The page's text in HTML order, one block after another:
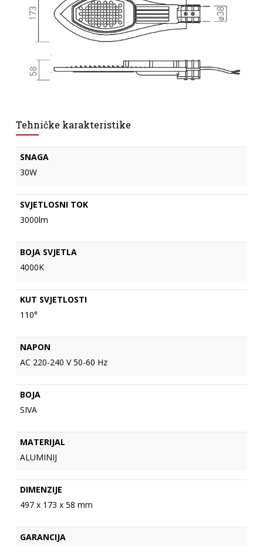
Tehničke karakteristike
SNAGA
30W
SVJETLOSNI TOK
3000lm
BOJA SVJETLA
4000K
KUT SVJETLOSTI
110°
NAPON
AC 220-240 V 50-60 Hz
BOJA
SIVA
MATERIJAL
ALUMINIJ
DIMENZIJE
497 x 173 x 58 mm
GARANCIJA